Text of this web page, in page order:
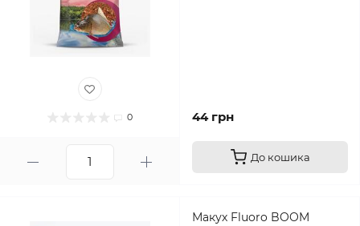
0 44 грн
До кошика
Макух Fluoro BOOM